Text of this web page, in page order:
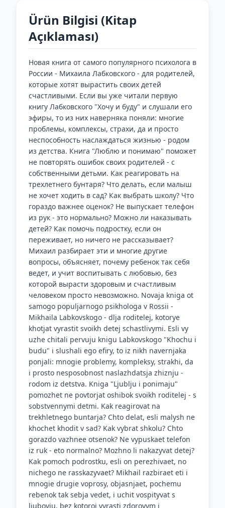
Ürün Bilgisi (Kitap
Açıklaması)
Новая книга от самого популярного психолога в
России - Михаила Лабковского - для родителей,
которые хотят вырастить своих детей
счастливыми. Если вы уже читали первую
книгу Лабковского "Хочу и буду" и слушали его
эфиры, то из них наверняка поняли: многие
проблемы, комплексы, страхи, да и просто
неспособность наслаждаться жизнью - родом
из детства. Книга "Люблю и понимаю" поможет
не повторять ошибок своих родителей - с
собственными детьми. Как реагировать на
трехлетнего бунтаря? Что делать, если малыш
не хочет ходить в сад? Как выбрать школу? Что
гораздо важнее оценок? Не выпускает телефон
из рук - это нормально? Можно ли наказывать
детей? Как помочь подростку, если он
переживает, но ничего не рассказывает?
Михаил разбирает эти и многие другие
вопросы, объясняет, почему ребенок так себя
ведет, и учит воспитывать с любовью, без
которой вырасти здоровым и счастливым
человеком просто невозможно. Novaja kniga ot
samogo populjarnogo psikhologa v Rossii -
Mikhaila Labkovskogo - dlja roditelej, kotorye
khotjat vyrastit svoikh detej schastlivymi. Esli vy
uzhe chitali pervuju knigu Labkovskogo "Khochu i
budu" i slushali ego efiry, to iz nikh navernjaka
ponjali: mnogie problemy, kompleksy, strakhi, da
i prosto nesposobnost naslazhdatsja zhiznju -
rodom iz detstva. Kniga "Ljublju i ponimaju"
pomozhet ne povtorjat oshibok svoikh roditelej - s
sobstvennymi detmi. Kak reagirovat na
trekhletnego buntarja? Chto delat, esli malysh ne
khochet khodit v sad? Kak vybrat shkolu? Chto
gorazdo vazhnee otsenok? Ne vypuskaet telefon
iz ruk - eto normalno? Mozhno li nakazyvat detej?
Kak pomoch podrostku, esli on perezhivaet, no
nichego ne rasskazyvaet? Mikhail razbiraet eti i
mnogie drugie voprosy, objasnjaet, pochemu
rebenok tak sebja vedet, i uchit vospityvat s
ljubovju, bez kotoroj vyrasti zdorovym i